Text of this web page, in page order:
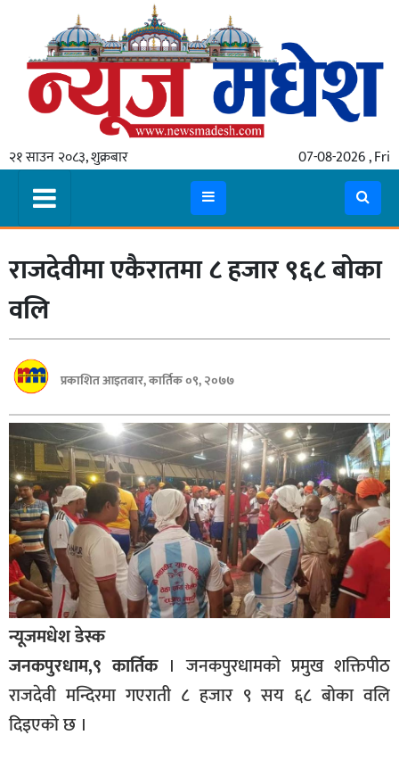
२१ साउन २०८३, शुक्रबार 07-08-2026 , Fri
गृहपृष्ठ
स्थानीय
प्रदेश
मधेश
प्रदेश
लुम्बिनी
गण्डकी
बागमती
कर्णाली
सुदूरपश्चिम
मधेश
विशेष
राजनीति
प्रमुख
समाचार
राष्ट्रिय
अन्तराष्ट्रिय
राजदेवीमा एकैरातमा ८ हजार ९६८ बोका
वलि
प्रकाशित आइतबार, कार्तिक ०९, २०७७
न्यूजमधेश डेस्क
जनकपुरधाम,९ कार्तिक। जनकपुरधामको प्रमुख शक्तिपीठ
राजदेवी मन्दिरमा गएराती ८ हजार ९ सय ६८ बोका वलि
दिइएको छ ।